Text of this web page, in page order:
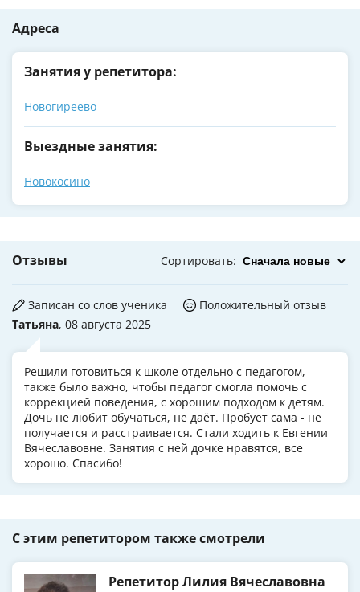
Адреса
Занятия у репетитора:
Новогиреево
Выездные занятия:
Новокосино
Отзывы Сортировать:
Татьяна, 08 августа 2025
Записан со слов ученика Положительный отзыв
Решили готовиться к школе отдельно с педагогом,
также было важно, чтобы педагог смогла помочь с
коррекцией поведения, с хорошим подходом к детям.
Дочь не любит обучаться, не даёт. Пробует сама - не
получается и расстраивается. Стали ходить к Евгении
Вячеславовне. Занятия с ней дочке нравятся, все
хорошо. Спасибо!
С этим репетитором также смотрели
Репетитор Лилия Вячеславовна